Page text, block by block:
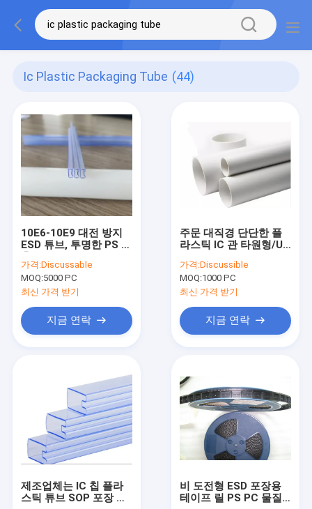
Ic Plastic Packaging Tube (44)
10E6-10E9 대전 방지
ESD 튜브, 투명한 PS 사
가격:Discussable
MOQ:5000 PC
최신 가격 받기
지금 연락
주문 대직경 단단한 플
라스틱 IC 관 타원형/U
가격:Discussible
MOQ:1000 PC
최신 가격 받기
지금 연락
제조업체는 IC 칩 플라
스틱 튜브 SOP 포장 칩
비 도전형 ESD 포장용
테이프 릴 PS PC 물질